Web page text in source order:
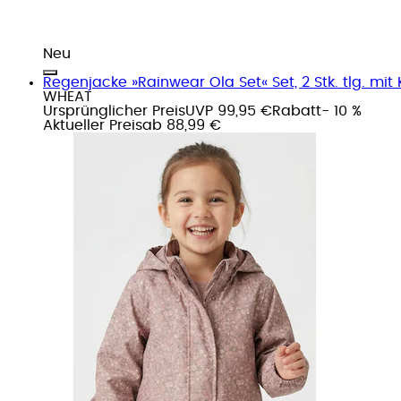
Neu
Regenjacke »Rainwear Ola Set« Set, 2 Stk. tlg.
WHEAT
Ursprünglicher PreisUVP 99,95 €Rabatt- 10 %
Aktueller Preisab 88,99 €